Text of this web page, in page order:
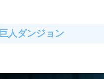
巨人ダンジョン